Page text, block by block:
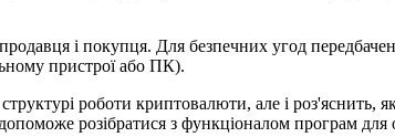
і покупця. Для безпечних угод
пристрої або ПК).
роботи криптовалюти, але і роз'яснить,
розібратися з функціоналом програм для